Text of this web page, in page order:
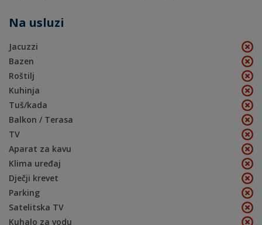
Na usluzi
Jacuzzi
Bazen
Roštilj
Kuhinja
Tuš/kada
Balkon / Terasa
TV
Aparat za kavu
Klima uređaj
Dječji krevet
Parking
Satelitska TV
Kuhalo za vodu